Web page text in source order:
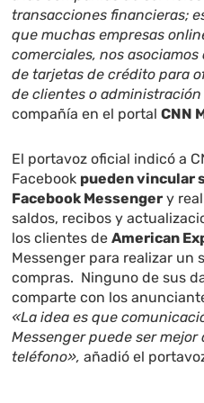
transacciones financieras;
que muchas empresas
comerciales, nos
de tarjetas de crédito para
de clientes o
compañía en el portalCNN
El portavoz oficial indicó a
Facebook pueden vincular
Facebook Messenger y
saldos, recibos y
los clientes deAmerican
Messenger para realizar un
compras. Ninguno de sus
comparte con los
«La idea es que
Messenger puede ser
teléfono», añadió el